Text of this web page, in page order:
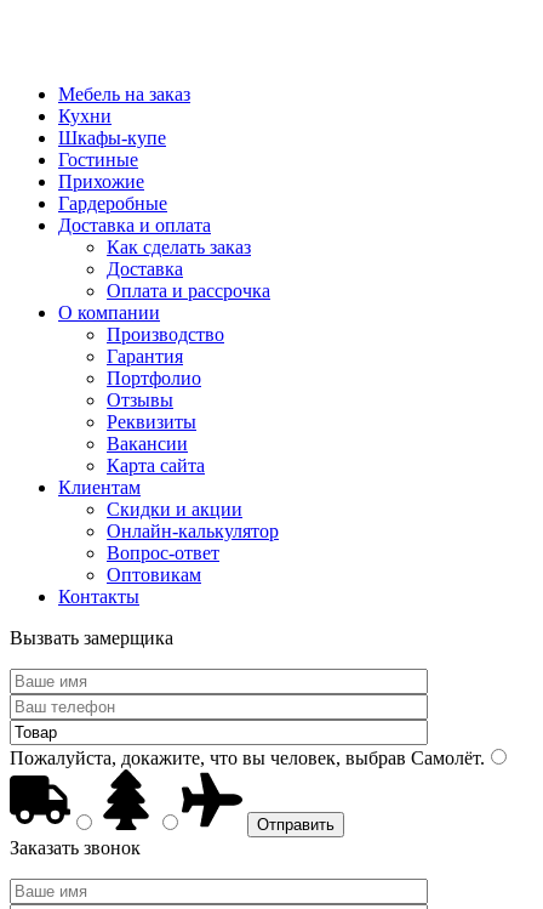
Мебель на заказ
Кухни
Шкафы-купе
Гостиные
Прихожие
Гардеробные
Доставка и оплата
Как сделать заказ
Доставка
Оплата и рассрочка
О компании
Производство
Гарантия
Портфолио
Отзывы
Реквизиты
Вакансии
Карта сайта
Клиентам
Скидки и акции
Онлайн-калькулятор
Вопрос-ответ
Оптовикам
Контакты
Вызвать замерщика
Пожалуйста, докажите, что вы человек, выбрав Самолёт.
Заказать звонок